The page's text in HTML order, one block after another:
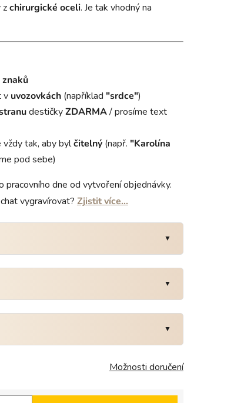
zchirurgické oceli. Je tak vhodný na
v uvozovkách(například "srdce")
destičkyZDARMA/ prosíme text
tak, aby bylčitelný(např. "Karolína
pod sebe)
pracovního dne od vytvoření objednávky.
vygravírovat? Zjistit více…
Možnosti doručení